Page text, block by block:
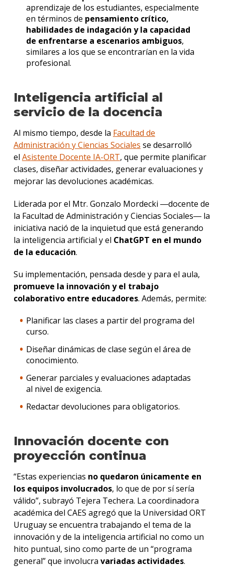
aprendizaje de los estudiantes, especialmente
en términos de pensamiento crítico,
habilidades de indagación y la capacidad
de enfrentarse a escenarios ambiguos,
similares a los que se encontrarían en la vida
profesional.
Inteligencia artificial al
servicio de la docencia
Al mismo tiempo, desde la Facultad de
Administración y Ciencias Sociales se desarrolló
el Asistente Docente IA-ORT, que permite planificar
clases, diseñar actividades, generar evaluaciones y
mejorar las devoluciones académicas.
Liderada por el Mtr. Gonzalo Mordecki ―docente de
la Facultad de Administración y Ciencias Sociales― la
iniciativa nació de la inquietud que está generando
la inteligencia artificial y el ChatGPT en el mundo
de la educación.
Su implementación, pensada desde y para el aula,
promueve la innovación y el trabajo
colaborativo entre educadores. Además, permite:
Planificar las clases a partir del programa del
curso.
Diseñar dinámicas de clase según el área de
conocimiento.
Generar parciales y evaluaciones adaptadas
al nivel de exigencia.
Redactar devoluciones para obligatorios.
Innovación docente con
proyección continua
“Estas experiencias no quedaron únicamente en
los equipos involucrados, lo que de por sí sería
válido”, subrayó Tejera Techera. La coordinadora
académica del CAES agregó que la Universidad ORT
Uruguay se encuentra trabajando el tema de la
innovación y de la inteligencia artificial no como un
hito puntual, sino como parte de un “programa
general” que involucra variadas actividades.